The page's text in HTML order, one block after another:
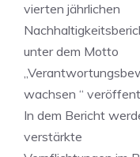
vierten jährlichen
unter dem Motto
wachsen “
In dem Bericht
verstärkte